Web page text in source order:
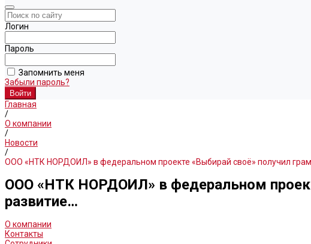
Логин
Пароль
Запомнить меня
Забыли пароль?
Главная
/
О компании
/
Новости
/
ООО «НТК НОРДОИЛ» в федеральном проекте «Выбирай своё» получил
ООО «НТК НОРДОИЛ» в федеральном
развитие…
О компании
Контакты